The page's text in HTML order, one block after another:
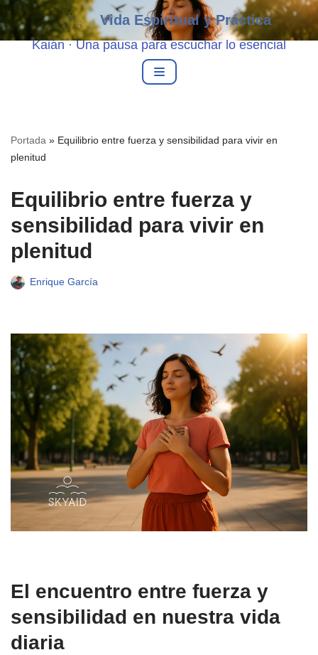
Saltar
Vida Espiritual y Práctica
Kaián · Una pausa para escuchar lo esencial
Portada » Equilibrio entre fuerza y sensibilidad para vivir en
plenitud
Equilibrio entre fuerza y
sensibilidad para vivir en
plenitud
Enrique García
El encuentro entre fuerza y
sensibilidad en nuestra vida
diaria